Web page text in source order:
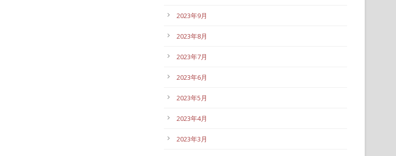
2023年9月
2023年8月
2023年7月
2023年6月
2023年5月
2023年4月
2023年3月